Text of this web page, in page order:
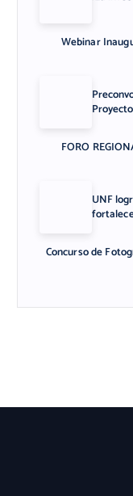
Webinar
FORO
UNF
Concurso de